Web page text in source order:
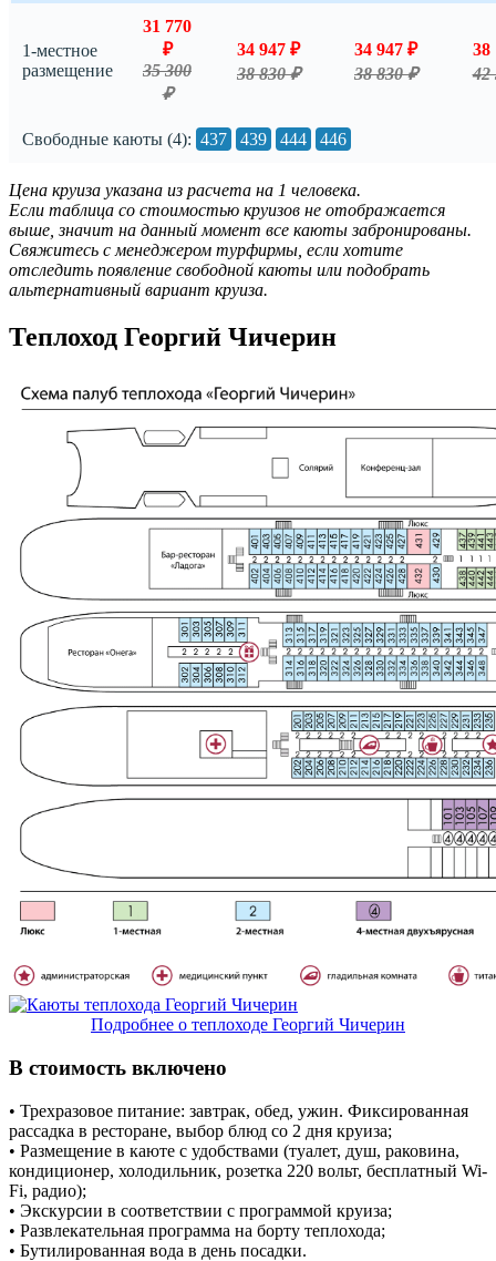
1-местное
размещение
31 770
₽
35 300
₽
34 947 ₽
38 830 ₽
34 947 ₽
38 830 ₽
38
42
Свободные каюты (4): 437 439 444 446
Цена круиза указана из расчета на 1 человека.
Если таблица со стоимостью круизов не отображается
выше, значит на данный момент все каюты забронированы.
Свяжитесь с менеджером турфирмы, если хотите
отследить появление свободной каюты или подобрать
альтернативный вариант круиза.
Теплоход Георгий Чичерин
Подробнее о теплоходе Георгий Чичерин
В стоимость включено
• Трехразовое питание: завтрак, обед, ужин. Фиксированная
рассадка в ресторане, выбор блюд со 2 дня круиза;
• Размещение в каюте с удобствами (туалет, душ, раковина,
кондиционер, холодильник, розетка 220 вольт, бесплатный Wi-
Fi, радио);
• Экскурсии в соответствии с программой круиза;
• Развлекательная программа на борту теплохода;
• Бутилированная вода в день посадки.